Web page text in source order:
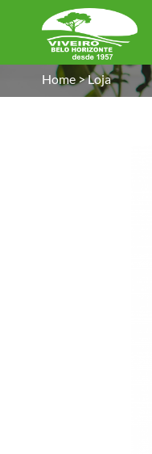
Home >Loja